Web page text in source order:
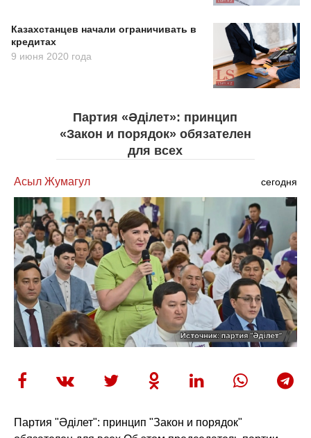
Казахстанцев начали ограничивать в
кредитах
9 июня 2020 года
Партия «Әділет»: принцип
«Закон и порядок» обязателен
для всех
Асыл Жумагул сегодня
Партия "Әділет": принцип "Закон и порядок"